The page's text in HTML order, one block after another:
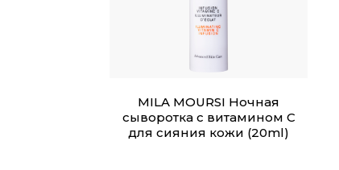
MILA MOURSI Ночная
сыворотка с витамином С
для сияния кожи (20ml)